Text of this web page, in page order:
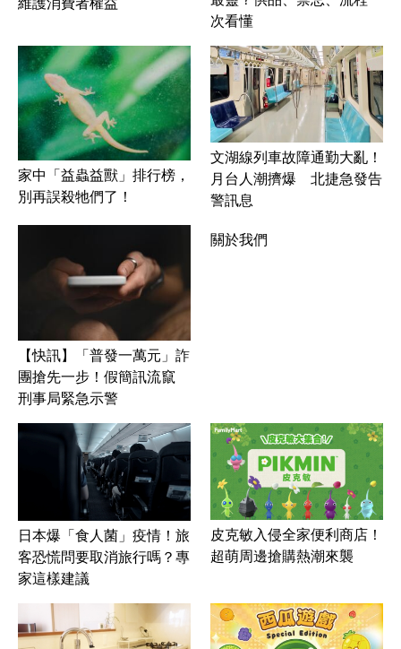
次看懂
家中「益蟲益獸」排行榜，
別再誤殺牠們了！
文湖線列車故障通勤大亂！
月台人潮擠爆 北捷急發告
警訊息
【快訊】「普發一萬元」詐
團搶先一步！假簡訊流竄
刑事局緊急示警
關於我們
日本爆「食人菌」疫情！旅
客恐慌問要取消旅行嗎？專
家這樣建議
皮克敏入侵全家便利商店！
超萌周邊搶購熱潮來襲